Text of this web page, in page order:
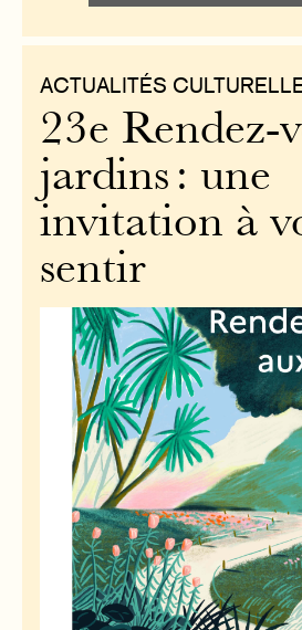
ACTUALITÉS
23e Rendez-
jardins : une
invitation à
sentir